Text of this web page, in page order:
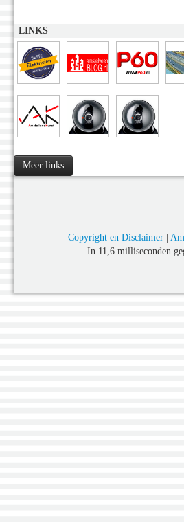
LINKS
Meer links
Copyright en Disclaimer|
In 11,6 milliseconden